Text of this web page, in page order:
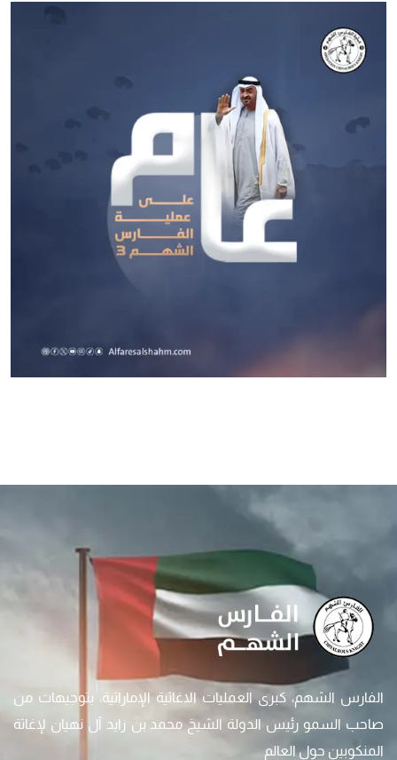
الفارس الشهم، كبرى العمليات الاغاثية الإماراتية، بتوجيهات من
صاحب السمو رئيس الدولة الشيخ محمد بن زايد آل نهيان لإغاثة
المنكوبين حول العالم